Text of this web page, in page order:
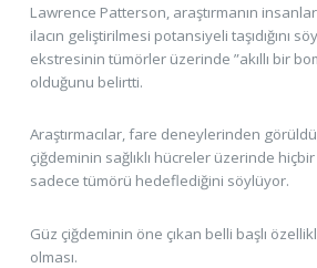
Lawrence Patterson, araştırmanın
ilacın geliştirilmesi potansiyeli taşıdığını
ekstresinin tümörler üzerinde ”akıllı bir
olduğunu belirtti.
Araştırmacılar, fare deneylerinden
çiğdeminin sağlıklı hücreler üzerinde
sadece tümörü hedeflediğini söylüyor.
Güz çiğdeminin öne çıkan belli başlı
olması.